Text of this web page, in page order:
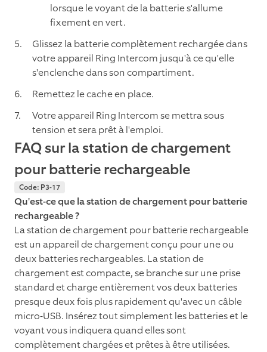
lorsque le voyant de la batterie s'allume
fixement en vert.
Glissez la batterie complètement rechargée dans
votre appareil Ring Intercom jusqu'à ce qu'elle
s'enclenche dans son compartiment.
Remettez le cache en place.
Votre appareil Ring Intercom se mettra sous
tension et sera prêt à l'emploi.
FAQ sur la station de chargement
pour batterie rechargeable
Code: P3-17
Qu'est-ce que la station de chargement pour batterie
rechargeable ?
La station de chargement pour batterie rechargeable
est un appareil de chargement conçu pour une ou
deux batteries rechargeables. La station de
chargement est compacte, se branche sur une prise
standard et charge entièrement vos deux batteries
presque deux fois plus rapidement qu'avec un câble
micro-USB. Insérez tout simplement les batteries et le
voyant vous indiquera quand elles sont
complètement chargées et prêtes à être utilisées.